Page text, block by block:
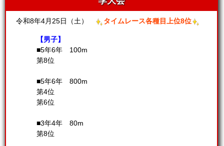
令和8年4月25日（土） タイムレース各種目上位8位
【男子】
■5年6年 100m
第8位
■5年6年 800m
第4位
第6位
■3年4年 80m
第8位